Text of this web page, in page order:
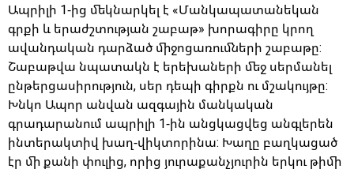
Ապրիլի 1-ից մեկնարկել է «Մանկապատանեկան
գրքի և երաժշտության շաբաթ» խորագիրը կրող
ավանդական դարձած միջոցառումների շաբաթը:
Շաբաթվա նպատակն է երեխաների մեջ սերմանել
ընթերցասիրություն, սեր դեպի գիրքն ու մշակույթը:
Խնկո Ապոր անվան ազգային մանկական
գրադարանում ապրիլի 1-ին անցկացվեց անգլերեն
ինտերակտիվ խաղ-վիկտորինա: Խաղը բաղկացած
էր մի քանի փուլից, որից յուրաքանչյուրին երկու թիմի